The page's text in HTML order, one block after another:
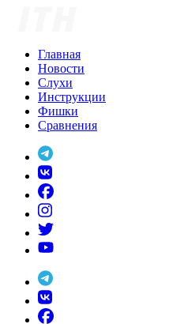
Главная
Новости
Слухи
Инструкции
Фишки
Сравнения